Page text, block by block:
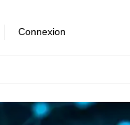
Connexion